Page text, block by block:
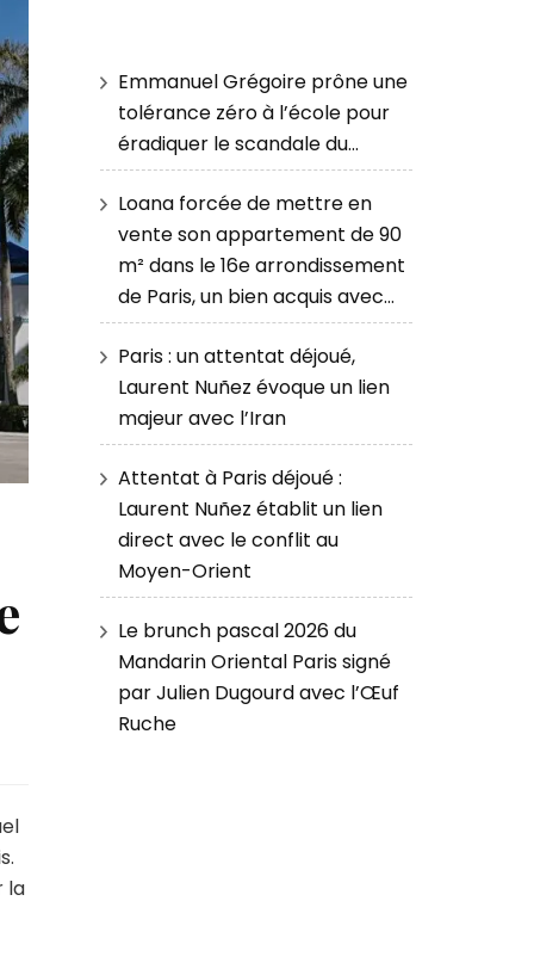
la
Emmanuel Grégoire prône une
tolérance zéro à l’école pour
éradiquer le scandale du…
Loana forcée de mettre en
vente son appartement de 90
m² dans le 16e arrondissement
de Paris, un bien acquis avec…
Paris : un attentat déjoué,
Laurent Nuñez évoque un lien
majeur avec l’Iran
Attentat à Paris déjoué :
Laurent Nuñez établit un lien
direct avec le conflit au
Moyen-Orient
Le brunch pascal 2026 du
Mandarin Oriental Paris signé
par Julien Dugourd avec l’Œuf
Ruche